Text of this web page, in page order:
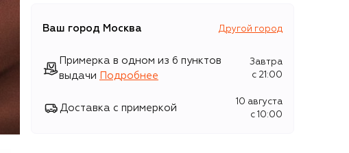
Ваш город Москва Другой город
Примерка в одном из 6 пунктов
выдачи
Подробнее
Завтра
c 21:00
Доставка с примеркой
10 августа
c 10:00